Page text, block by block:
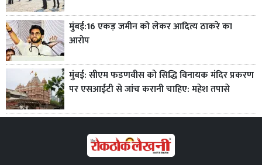
मुंबई:16 एकड़ जमीन को लेकर आदित्य ठाकरे का
आरोप
मुंबई: सीएम फडणवीस को सिद्धि विनायक मंदिर प्रकरण
पर एसआईटी से जांच करानी चाहिए: महेश तपासे